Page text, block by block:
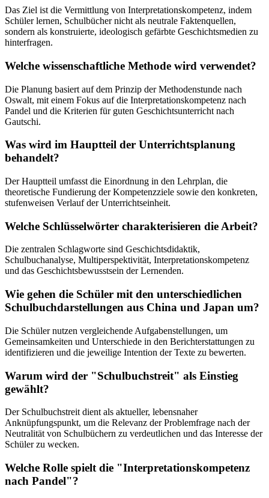
Das Ziel ist die Vermittlung von Interpretationskompetenz, indem
Schüler lernen, Schulbücher nicht als neutrale Faktenquellen,
sondern als konstruierte, ideologisch gefärbte Geschichtsmedien zu
hinterfragen.
Welche wissenschaftliche Methode wird verwendet?
Die Planung basiert auf dem Prinzip der Methodenstunde nach
Oswalt, mit einem Fokus auf die Interpretationskompetenz nach
Pandel und die Kriterien für guten Geschichtsunterricht nach
Gautschi.
Was wird im Hauptteil der Unterrichtsplanung
behandelt?
Der Hauptteil umfasst die Einordnung in den Lehrplan, die
theoretische Fundierung der Kompetenzziele sowie den konkreten,
stufenweisen Verlauf der Unterrichtseinheit.
Welche Schlüsselwörter charakterisieren die Arbeit?
Die zentralen Schlagworte sind Geschichtsdidaktik,
Schulbuchanalyse, Multiperspektivität, Interpretationskompetenz
und das Geschichtsbewusstsein der Lernenden.
Wie gehen die Schüler mit den unterschiedlichen
Schulbuchdarstellungen aus China und Japan um?
Die Schüler nutzen vergleichende Aufgabenstellungen, um
Gemeinsamkeiten und Unterschiede in den Berichterstattungen zu
identifizieren und die jeweilige Intention der Texte zu bewerten.
Warum wird der "Schulbuchstreit" als Einstieg
gewählt?
Der Schulbuchstreit dient als aktueller, lebensnaher
Anknüpfungspunkt, um die Relevanz der Problemfrage nach der
Neutralität von Schulbüchern zu verdeutlichen und das Interesse der
Schüler zu wecken.
Welche Rolle spielt die "Interpretationskompetenz
nach Pandel"?